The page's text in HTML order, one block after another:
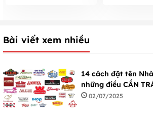
Bài viết xem nhiều
14 cách đặt tên
những điều CẦN
02/07/2025